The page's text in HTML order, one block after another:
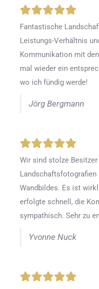
Fantastische
Leistungs-Verhältnis
Kommunikation mit
mal wieder ein
wo ich fündig werde!
Jörg Bergmann
Wir sind stolze
Wandbildes. Es ist
erfolgte schnell, die
sympathisch. Sehr zu
Yvonne Nuck